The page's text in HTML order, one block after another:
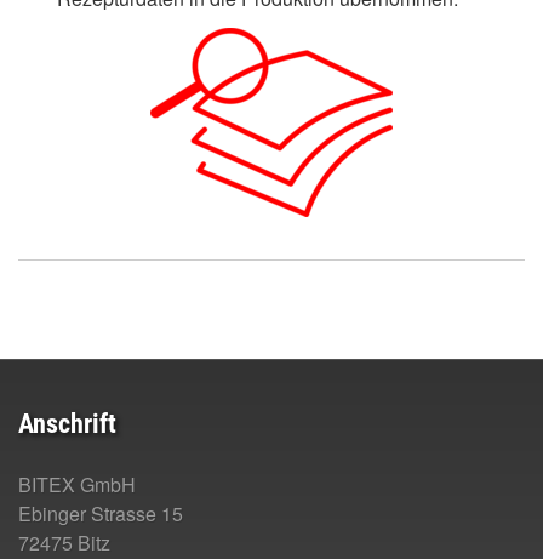
Anschrift
BITEX GmbH
Ebinger Strasse 15
72475 Bitz